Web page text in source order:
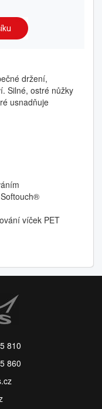
držení,
Silné, ostré nůžky
usnadňuje
víček PET
810
860